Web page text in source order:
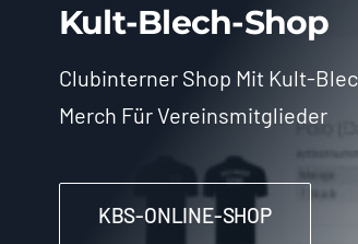
Kult-Blech-Shop
Clubinterner Shop Mit Kult-
Merch Für Vereinsmitglieder
KBS-ONLINE-SHOP